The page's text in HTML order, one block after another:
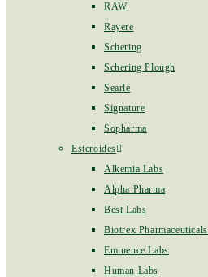
RAW
Rayere
Schering
Schering Plough
Searle
Signature
Sopharma
Esteroides
Alkemia Labs
Alpha Pharma
Best Labs
Biotrex Pharmaceuticals
Eminence Labs
Human Labs